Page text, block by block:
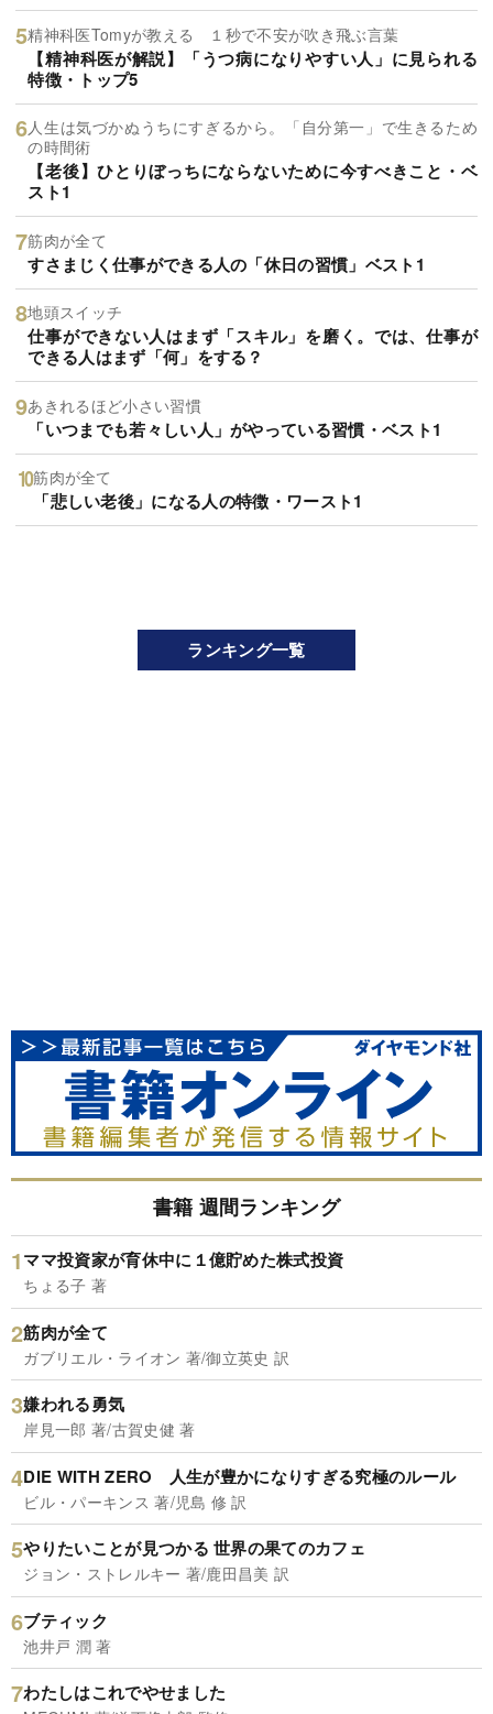
精神科医Tomyが教える １秒で不安が吹き飛ぶ言葉
【精神科医が解説】「うつ病になりやすい人」に見られる
特徴・トップ5
人生は気づかぬうちにすぎるから。「自分第一」で生きるため
の時間術
【老後】ひとりぼっちにならないために今すべきこと・ベ
スト1
筋肉が全て
すさまじく仕事ができる人の「休日の習慣」ベスト1
地頭スイッチ
仕事ができない人はまず「スキル」を磨く。では、仕事が
できる人はまず「何」をする？
あきれるほど小さい習慣
「いつまでも若々しい人」がやっている習慣・ベスト1
筋肉が全て
「悲しい老後」になる人の特徴・ワースト1
ランキング一覧
書籍 週間ランキング
ママ投資家が育休中に１億貯めた株式投資
ちょる子 著
筋肉が全て
ガブリエル・ライオン 著/御立英史 訳
嫌われる勇気
岸見一郎 著/古賀史健 著
DIE WITH ZERO 人生が豊かになりすぎる究極のルール
ビル・パーキンス 著/児島 修 訳
やりたいことが見つかる 世界の果てのカフェ
ジョン・ストレルキー 著/鹿田昌美 訳
ブティック
池井戸 潤 著
わたしはこれでやせました